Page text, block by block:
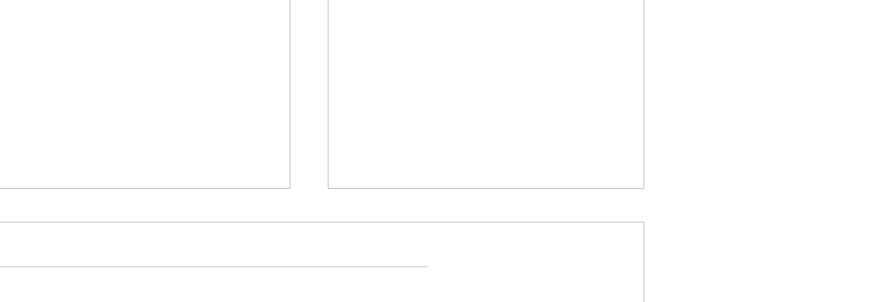
카이라법' 서명 촉구… "양육권 분
뉴욕시 임대료 동결 결정 둘러싸